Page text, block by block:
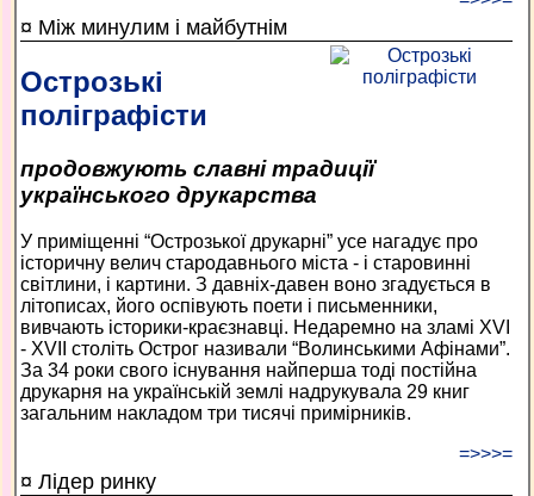
¤ Між минулим і майбутнім
Острозькі
поліграфісти
продовжують славні традиції
українського друкарства
У приміщенні “Острозької друкарні” усе нагадує про
історичну велич стародавнього міста - і старовинні
світлини, і картини. З давніх-давен воно згадується в
літописах, його оспівують поети і письменники,
вивчають історики-краєзнавці. Недаремно на зламі XVI
- XVII століть Острог називали “Волинськими Афінами”.
За 34 роки свого існування найперша тоді постійна
друкарня на українській землі надрукувала 29 книг
загальним накладом три тисячі примірників.
=>>>=
¤ Лідер ринку